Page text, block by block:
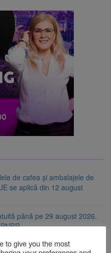
de cafea și ambalajele de
se aplică din 12 august
până pe 29 august 2026.
to give you the most